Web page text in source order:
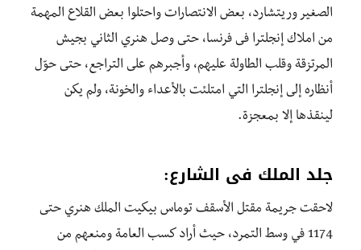
الصغير وريتشارد، بعض الانتصارات واحتلوا بعض القلاع المهمة
من املاك إنجلترا فى فرنسا، حتى وصل هنري الثاني بجيش
المرتزقة وقلب الطاولة عليهم، وأجبرهم على التراجع، حتى حوّل
أنظاره إلى إنجلترا التي امتلئت بالأعداء والخونة، ولم يكن
لينقذها إلا بمعجزة.
جلد الملك فى الشارع:
لاحقت جريمة مقتل الأسقف توماس بيكيت الملك هنري حتى
1174 في وسط التمرد، حيث أراد كسب العامة ومنعهم من